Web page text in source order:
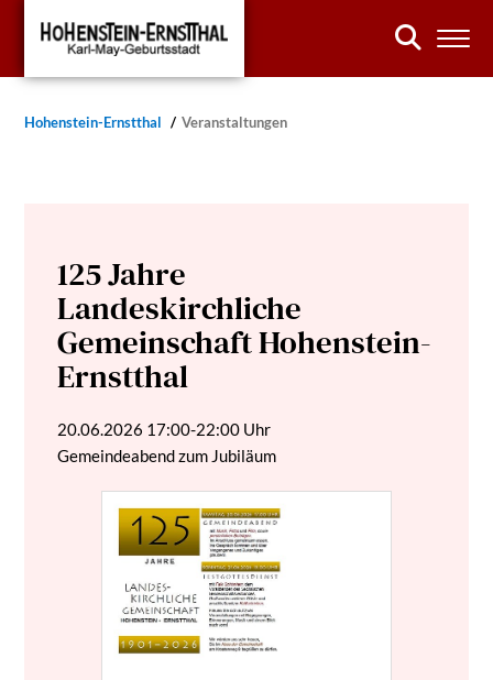
Hohenstein-Ernstthal Veranstaltungen
125 Jahre
Landeskirchliche
Gemeinschaft Hohenstein-
Ernstthal
20.06.2026 17:00-22:00 Uhr
Gemeindeabend zum Jubiläum